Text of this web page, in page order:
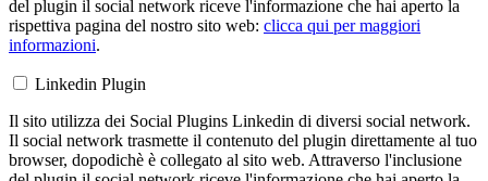
del plugin il social network riceve l'informazione che hai aperto la
rispettiva pagina del nostro sito web: clicca qui per maggiori
informazioni.
Linkedin Plugin
Il sito utilizza dei Social Plugins Linkedin di diversi social network.
Il social network trasmette il contenuto del plugin direttamente al tuo
browser, dopodichè è collegato al sito web. Attraverso l'inclusione